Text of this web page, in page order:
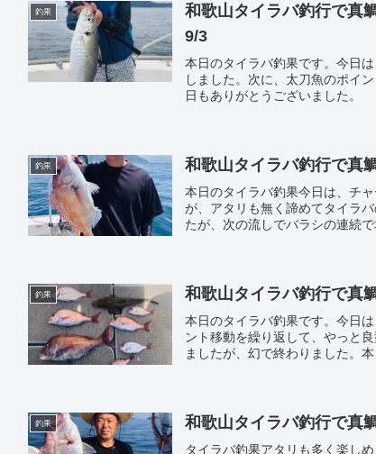
釣果
和歌山タイラバ釣行で真
9/3
本日のタイラバ釣果です。今日
しました。次に、太刀魚のポイ
日もありがとうございました。
釣果 和歌山タイラバ釣行で真
本日のタイラバ釣果今日は、チ
が、アタリも無く諦めてタイラ
たが、次の流しでバラシの連続
釣果 和歌山タイラバ釣行で真
本日のタイラバ釣果です。今日
ント移動を繰り返して、やっと
ましたが、幻で終わりました。
釣果 和歌山タイラバ釣行で真
タイラバ釣果アタリも多く楽し